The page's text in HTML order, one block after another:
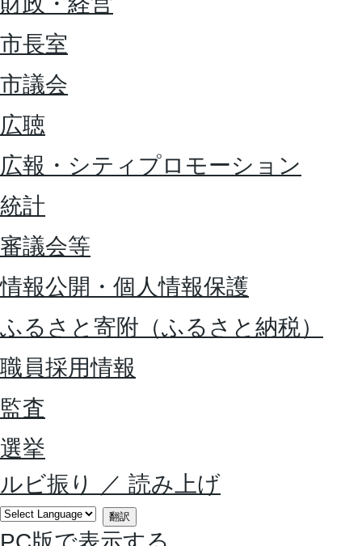
市長室
市議会
広聴
広報・シティプロモーション
統計
審議会等
情報公開・個人情報保護
ふるさと寄附（ふるさと納税）
職員採用情報
監査
選挙
ルビ振り
／ 読み上げ
翻訳